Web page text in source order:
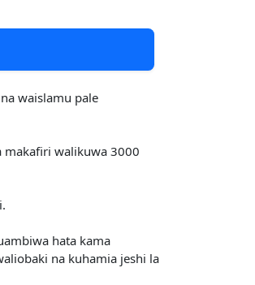
waislamu pale
makafiri walikuwa 3000
hata kama
na kuhamia jeshi la